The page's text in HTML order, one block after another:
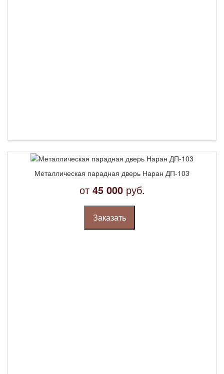
Металлическая парадная дверь Наран ДП-103
от 45 000 руб.
Заказать